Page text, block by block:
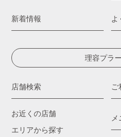
新着情報 よ
理容プラ
店舗検索
お近くの店舗
エリアから探す
ご